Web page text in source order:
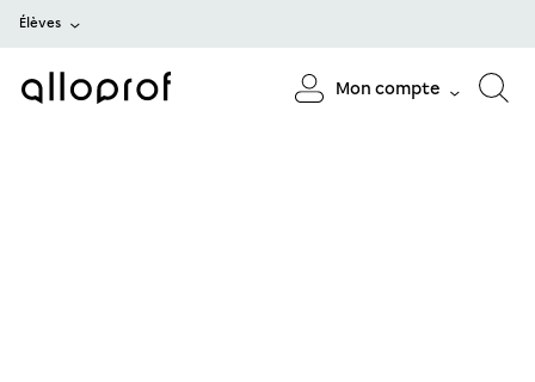
Élèves
Mon compte